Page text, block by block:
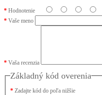
Hodnotenie
Vaše meno
Vaša recenzia
Základný kód overenia
Zadajte kód do poľa nižšie